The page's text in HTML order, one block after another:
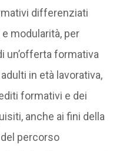
differenziati
modularità, per
un’offerta formativa
in età lavorativa,
formativi e dei
anche ai fini della
percorso